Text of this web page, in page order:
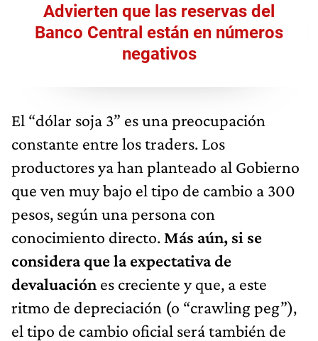
Advierten que las reservas del
Banco Central están en números
negativos
El “dólar soja 3” es una preocupación
constante entre los traders. Los
productores ya han planteado al Gobierno
que ven muy bajo el tipo de cambio a 300
pesos, según una persona con
conocimiento directo. Más aún, si se
considera que la expectativa de
devaluación es creciente y que, a este
ritmo de depreciación (o “crawling peg”),
el tipo de cambio oficial será también de